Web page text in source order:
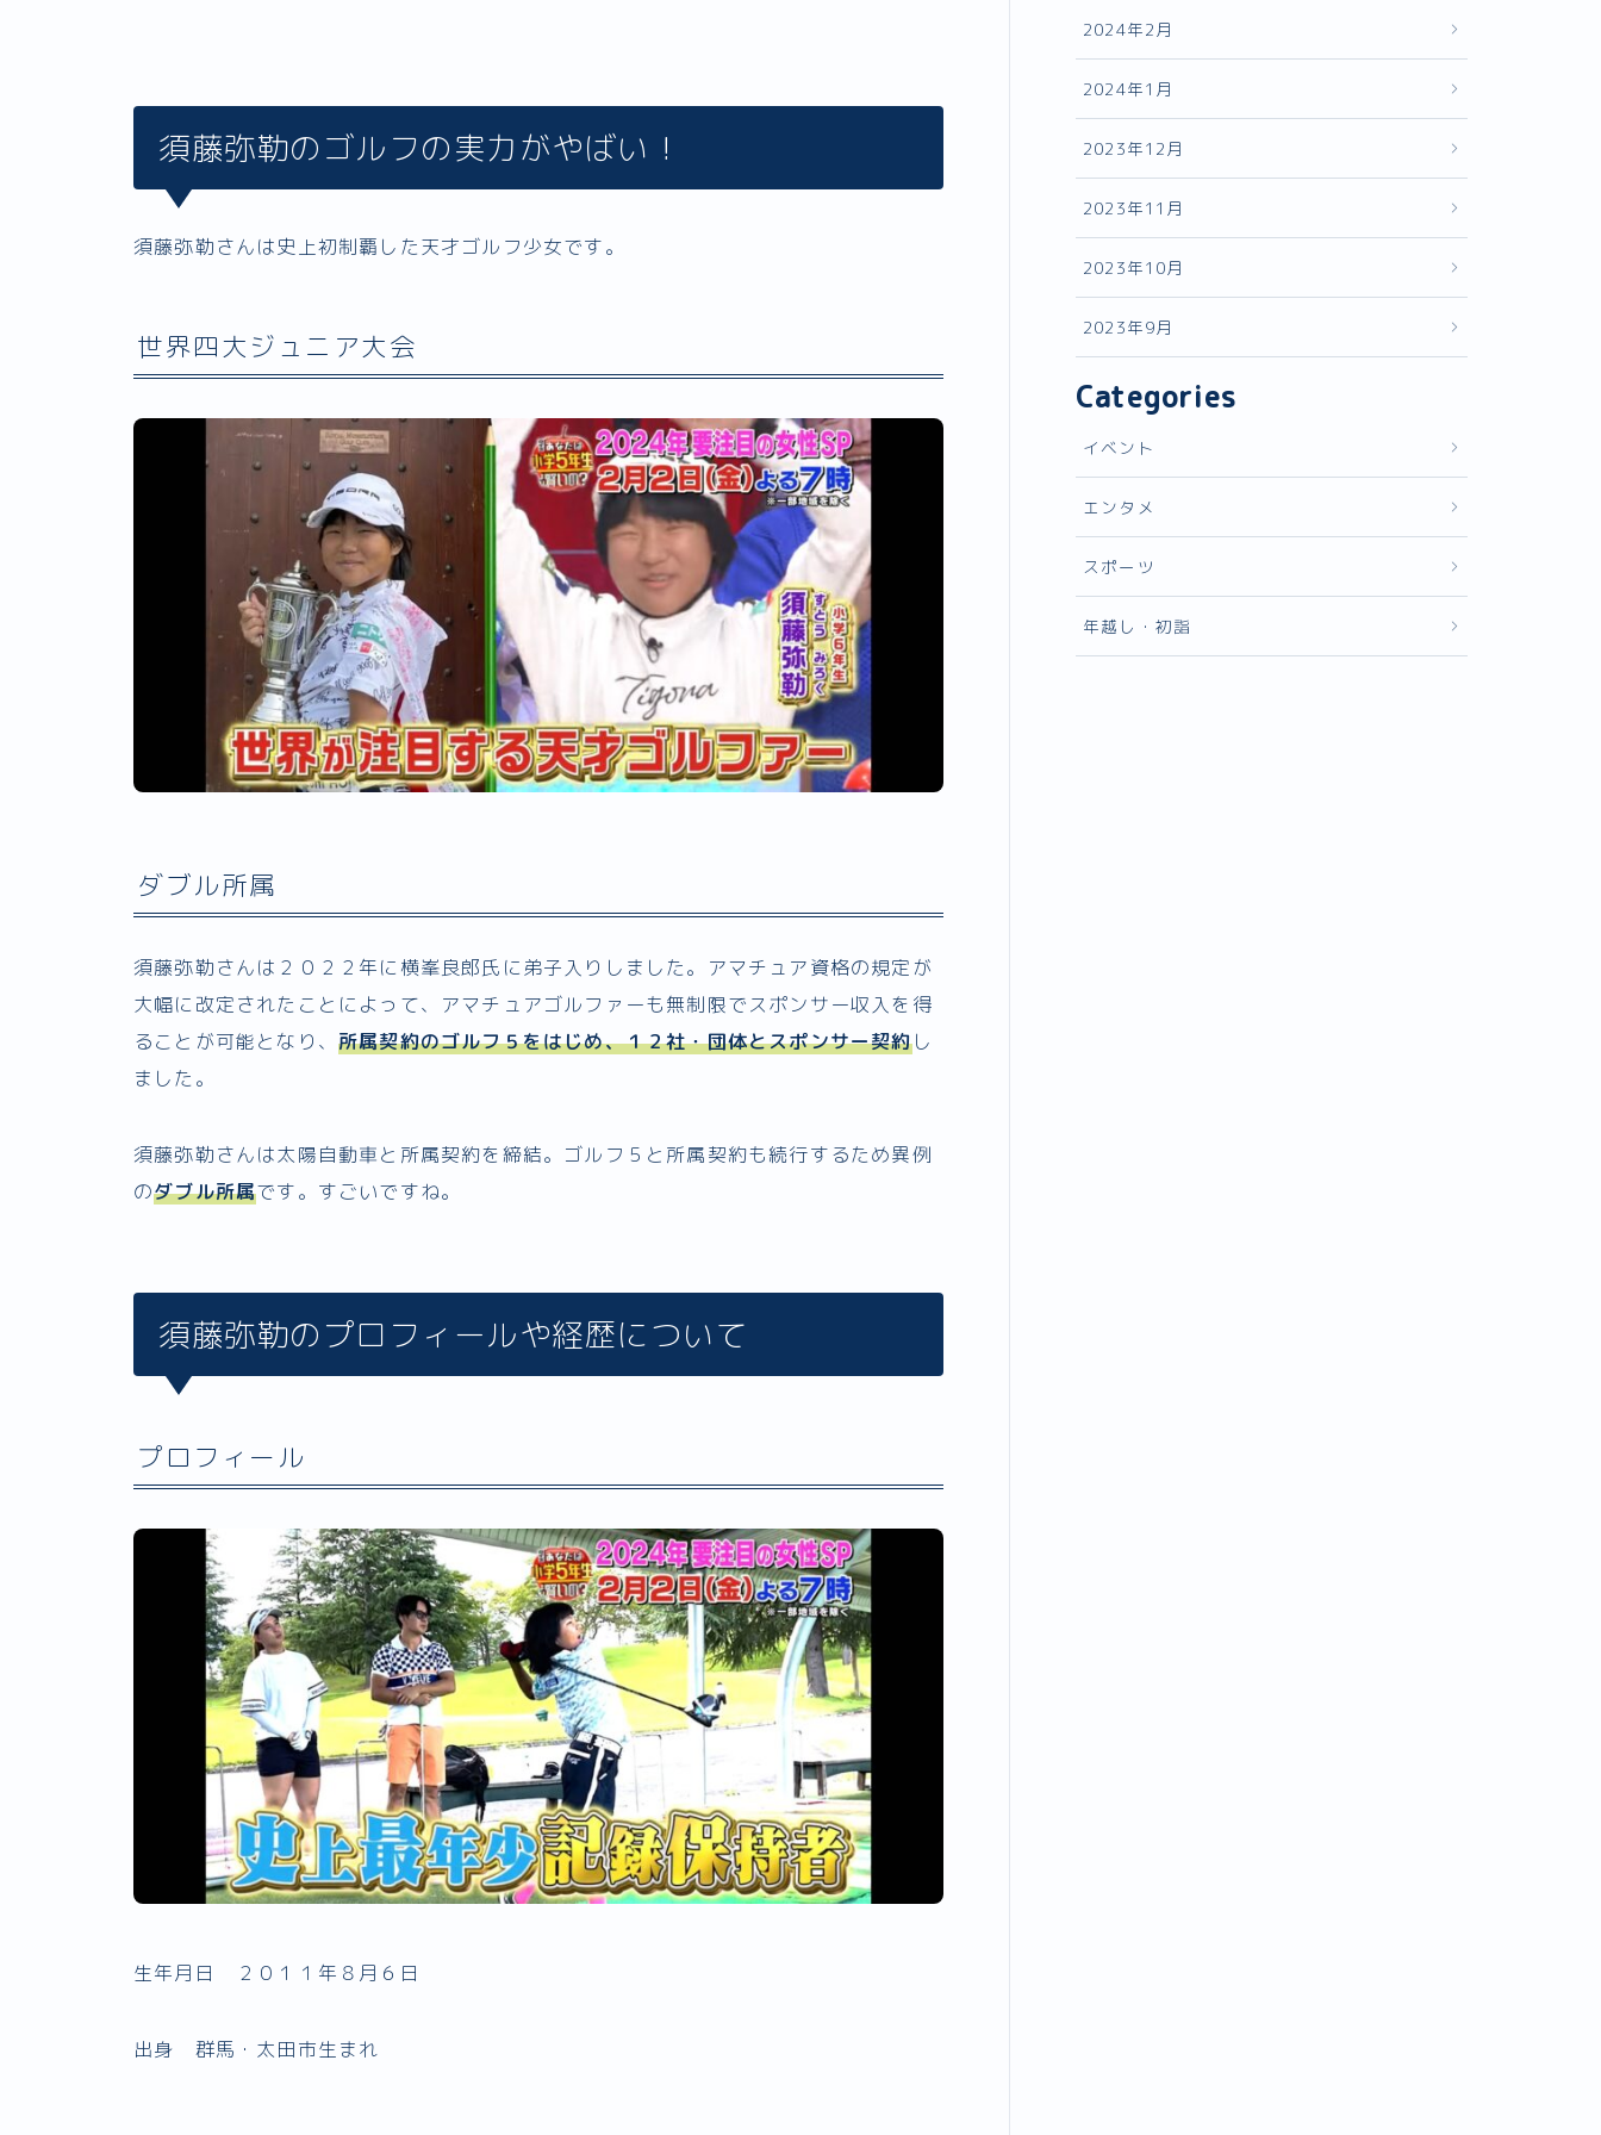
須藤弥勒のゴルフの実力がやばい！
須藤弥勒さんは史上初制覇した天才ゴルフ少女です。
世界四大ジュニア大会
ダブル所属
須藤弥勒さんは２０２２年に横峯良郎氏に弟子入りしました。アマチュア資格の規定が
大幅に改定されたことによって、アマチュアゴルファーも無制限でスポンサー収入を得
ることが可能となり、 所属契約のゴルフ５をはじめ、１２社・団体とスポンサー契約し
ました。
須藤弥勒さんは太陽自動車と所属契約を締結。ゴルフ５と所属契約も続行するため異例
のダブル所属です。すごいですね。
須藤弥勒のプロフィールや経歴について
プロフィール
生年月日 ２０１１年８月６日
出身 群馬・太田市生まれ
2024年2月
2024年1月
2023年12月
2023年11月
2023年10月
2023年9月
Categories
イベント
エンタメ
スポーツ
年越し・初詣